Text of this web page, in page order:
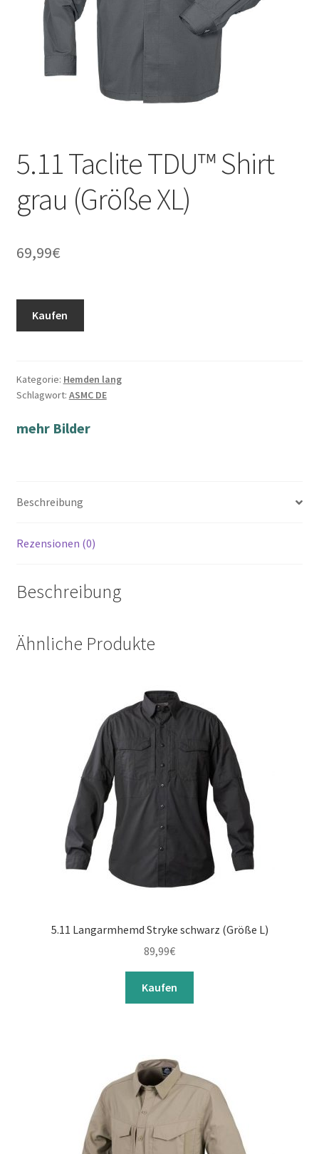
5.11 Taclite TDU™ Shirt
grau (Größe XL)
69,99€
Kaufen
Kategorie: Hemden lang
Schlagwort: ASMC DE
mehr Bilder
Beschreibung
Rezensionen (0)
Beschreibung
Ähnliche Produkte
5.11 Langarmhemd Stryke schwarz (Größe L)
89,99€
Kaufen